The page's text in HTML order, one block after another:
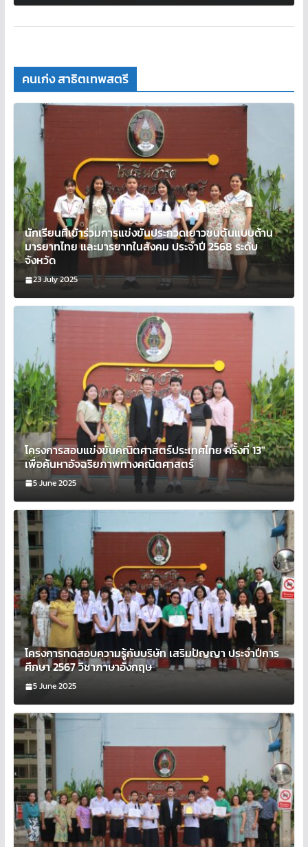
คนเก่ง สาธิตเทพสตรี
นักเรียนที่เข้าร่วมการแข่งขันประกวดเยาวชนต้นแบบด้าน
มารยาทไทย และมารยาทในสังคม ประจำปี 2568 ระดับ
จังหวัด
23 July 2025
โครงการสอบแข่งขันคณิตศาสตร์ประเทศไทย ครั้งที่ 13″
เพื่อค้นหาอัจฉริยภาพทางคณิตศาสตร์
5 June 2025
โครงการทดสอบความรู้กับบริษัท เสริมปัญญา ประจำปีการ
ศึกษา 2567 วิชาภาษาอังกฤษ
5 June 2025